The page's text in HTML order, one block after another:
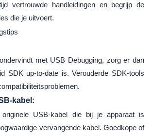
vertrouwde handleidingen en begrijp de
die je uitvoert.
met USB Debugging, zorg er dan
SDK up-to-date is. Verouderde SDK-tools
kabel:
USB-kabel die bij je apparaat is
vervangende kabel. Goedkope of